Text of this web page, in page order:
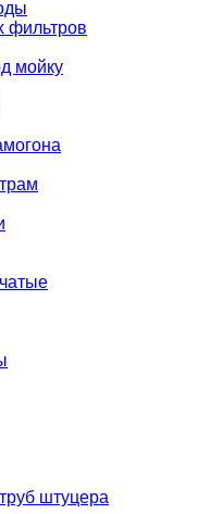
фильтров
мойку
штуцера